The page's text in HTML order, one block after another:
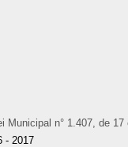
Municipal n° 1.407, de
- 2017